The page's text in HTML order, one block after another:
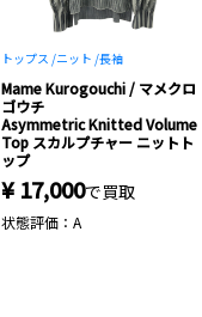
トップス /ニット /長袖
Mame Kurogouchi / マメクロ
ゴウチ
Asymmetric Knitted Volume
Top スカルプチャー ニットト
ップ
¥ 17,000で買取
状態評価：A